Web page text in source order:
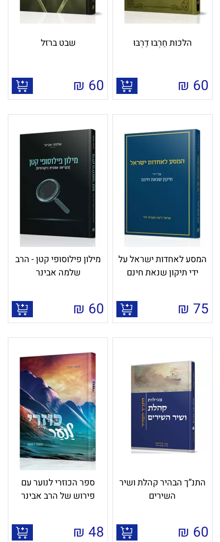
הלכות חַרְבּוּ דַרְבּוּ
60
₪
שבט ברזל
60
₪
המסע לאחדות ישראל על
ידי תיקון שנאת חינם
75
₪
מילון פילוסופי קטן - הרב
שלמה אבינר
60
₪
התנ”ך הבהיר קהלת ושיר
השירים
60
₪
ספר הכוזרי לנוער עם
פירוש של הרב אבינר
48
₪